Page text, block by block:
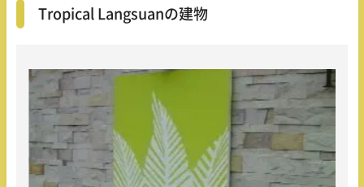
Tropical Langsuanの建物